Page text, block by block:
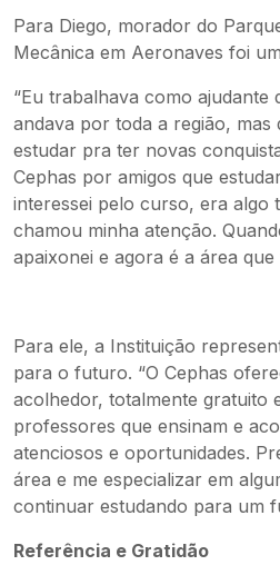
Para Diego, morador do
Mecânica em Aeronaves foi
“Eu trabalhava como ajudante
andava por toda a região, mas
estudar pra ter novas
Cephas por amigos que
interessei pelo curso, era algo
chamou minha atenção.
apaixonei e agora é a área
Para ele, a Instituição
para o futuro. “O Cephas
acolhedor, totalmente gratuito
professores que ensinam e
atenciosos e oportunidades.
área e me especializar em
continuar estudando para um
Referência e Gratidão